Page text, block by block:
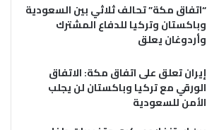
“اتفاق مكة” تحالف ثلاثي بين السعودية
وباكستان وتركيا للدفاع المشترك
وأردوغان يعلق
إيران تعلق على اتفاق مكة: الاتفاق
الورقي مع تركيا وباكستان لن يجلب
الأمن للسعودية